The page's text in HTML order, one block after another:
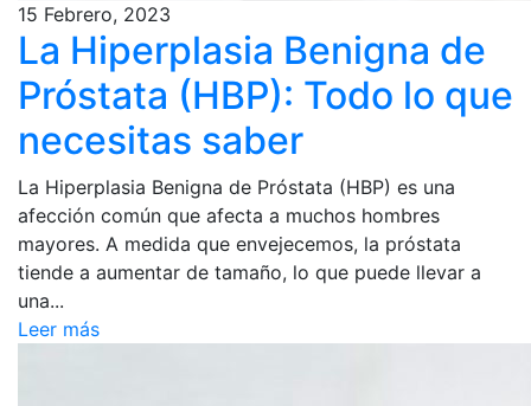
15 Febrero, 2023
La Hiperplasia Benigna de
Próstata (HBP): Todo lo que
necesitas saber
La Hiperplasia Benigna de Próstata (HBP) es una
afección común que afecta a muchos hombres
mayores. A medida que envejecemos, la próstata
tiende a aumentar de tamaño, lo que puede llevar a
una...
Leer más